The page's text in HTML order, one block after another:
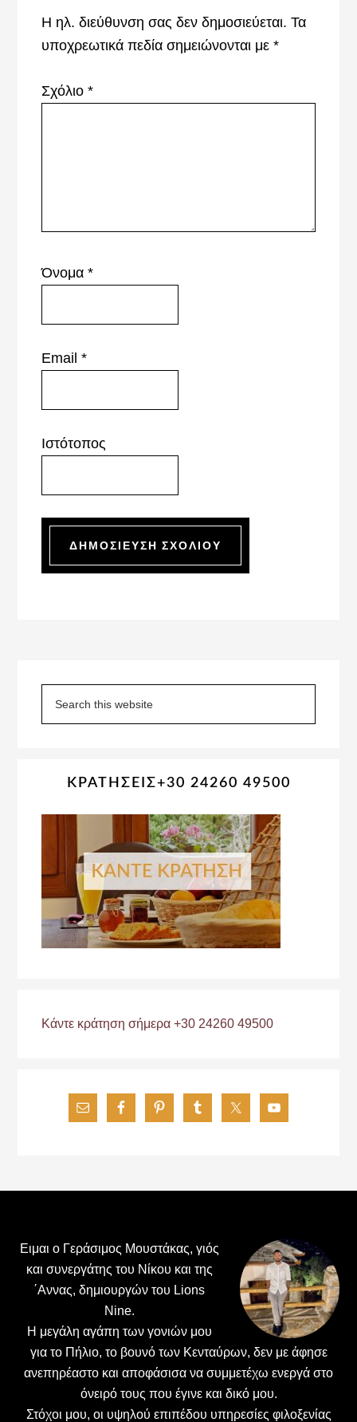
Η ηλ. διεύθυνση σας δεν δημοσιεύεται. Τα
υποχρεωτικά πεδία σημειώνονται με*
Σχόλιο*
Όνομα*
Email*
Ιστότοπος
Sidebar
ΚΡΑΤΗΣΕΙΣ+30 24260 49500
Κάντε κράτηση σήμερα +30 24260 49500
Ειμαι ο Γεράσιμος Μουστάκας, γιός
και συνεργάτης του Νίκου και της
΄Αννας, δημιουργών του Lions
Nine.
H μεγάλη αγάπη των γονιών μου
για το Πήλιο, το βουνό των Κενταύρων, δεν με άφησε
ανεπηρέαστο και αποφάσισα να συμμετέχω ενεργά στο
όνειρό τους που έγινε και δικό μου.
Στόχοι μου, οι υψηλού επιπέδου υπηρεσίες φιλοξενίας